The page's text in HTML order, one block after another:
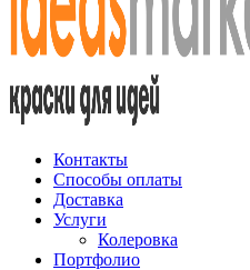
Контакты
Способы оплаты
Доставка
Услуги
Колеровка
Портфолио